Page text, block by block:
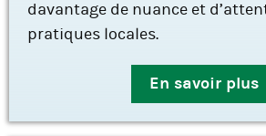
davantage de nuance et
pratiques locales.
En savoir plus